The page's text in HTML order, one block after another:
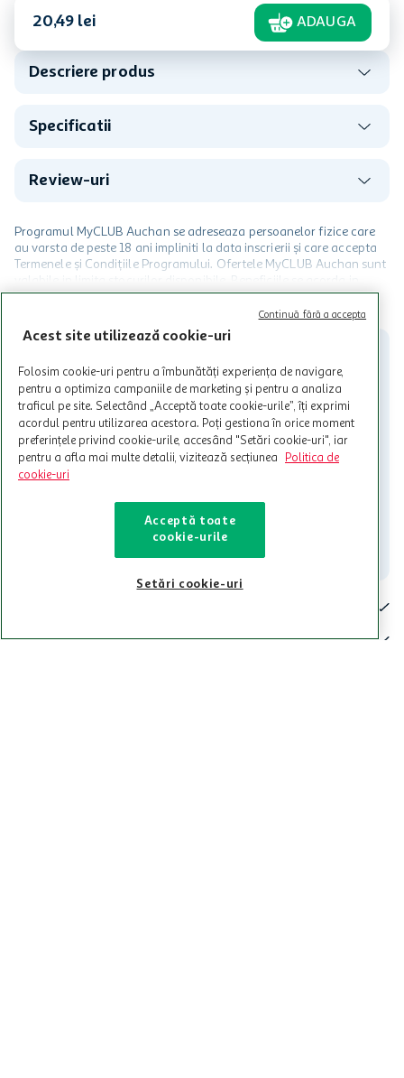
20,49 lei ADAUGA
Descriere produs
Specificatii
Review-uri
Programul MyCLUB Auchan se adreseaza persoanelor fizice care
au varsta de peste 18 ani impliniti la data inscrierii și care accepta
Termenele și Condițiile Programului. Ofertele MyCLUB Auchan sunt
limita a 12 unitati / card client o singura data in perioada promotiei.
Cardul poate fi utilizat doar in legatura cu magazinele Auchan
participante și pentru acțiuni promotionale indicate de Auchan si
nu raspunde pentru imposibilitatea utilizarii Cardului in perioada in
care aceste este suspendat sau in perioada in care sunt efectuate
intretineri sau reparatii tehnice la sistemul de utilizarea al Cardului.
CITESTE MAI MULT
Contacteaza-ne!
Iti stam mereu la dispozitie.
021-9141 contact@auchan.ro
Contact
Cine suntem
Acest site utilizează cookie-uri
Folosim cookie-uri pentru a îmbunătăți experiența de navigare,
pentru a optimiza campaniile de marketing și pentru a analiza
traficul pe site. Selectând „Acceptă toate cookie-urile”, îți exprimi
acordul pentru utilizarea acestora. Poți gestiona în orice moment
preferințele privind cookie-urile, accesând "Setări cookie-uri", iar
pentru a afla mai multe detalii, vizitează secțiunea
Politica de
cookie-uri
Acceptă toate
cookie-urile
Setări cookie-uri
Continuă fără a accepta